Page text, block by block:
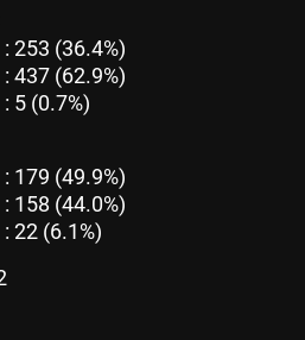
253 (36.4%)
437 (62.9%)
5 (0.7%)
179 (49.9%)
158 (44.0%)
22 (6.1%)